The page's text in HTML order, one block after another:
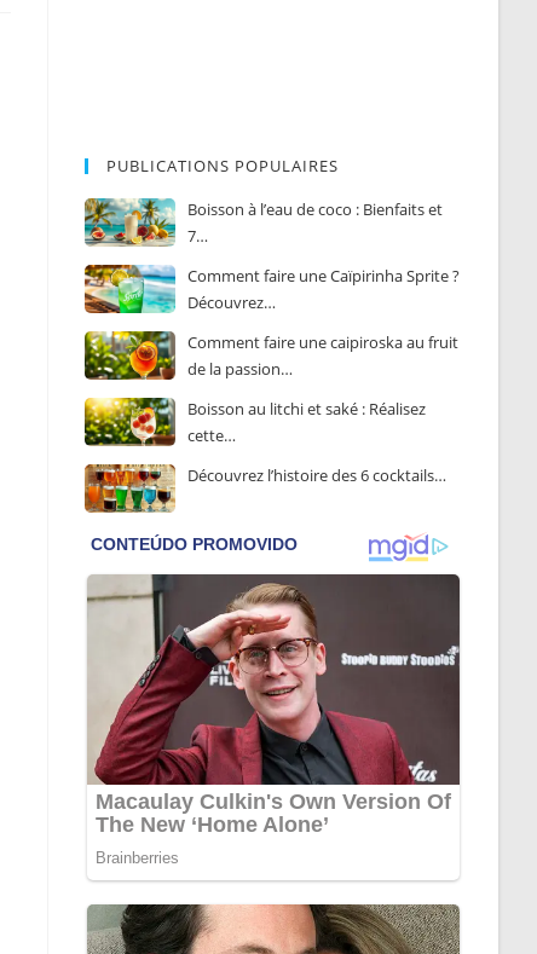
PUBLICATIONS POPULAIRES
Boisson à l’eau de coco : Bienfaits et
7…
Comment faire une Caïpirinha Sprite ?
Découvrez…
Comment faire une caipiroska au fruit
de la passion…
Boisson au litchi et saké : Réalisez
cette…
Découvrez l’histoire des 6 cocktails…